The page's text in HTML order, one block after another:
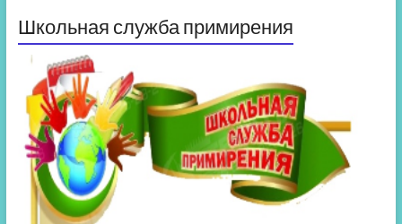
Школьная служба примирения